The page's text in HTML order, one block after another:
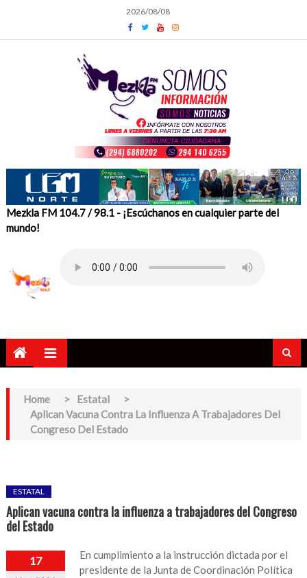
content
2026/08/08
Mezkla FM 104.7 / 98.1 - ¡Escúchanos en cualquier parte del
mundo!
Home > Estatal
>
Aplican Vacuna Contra La Influenza A Trabajadores Del
Congreso Del Estado
ESTATAL
Aplican vacuna contra la influenza a trabajadores del Congreso
del Estado
17
En cumplimiento a la instrucción dictada por el
presidente de la Junta de Coordinación Política